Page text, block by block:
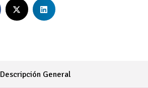
Descripción General